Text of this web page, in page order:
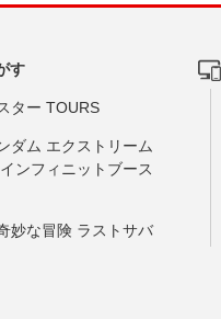
す
ター TOURS
ダム エクストリーム
ンフィニットブース
妙な冒険 ラストサバ